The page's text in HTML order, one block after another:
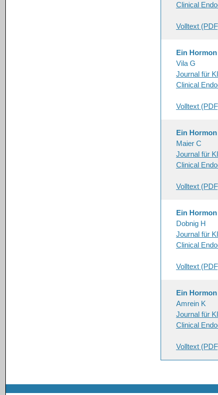
Clinical
Volltext
Ein
Vila G
Journal für
Clinical
Volltext
Ein
Maier C
Journal für
Clinical
Volltext
Ein
Dobnig H
Journal für
Clinical
Volltext
Ein
Amrein K
Journal für
Clinical
Volltext